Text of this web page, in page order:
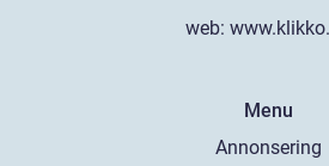
web:
Menu
Annonsering